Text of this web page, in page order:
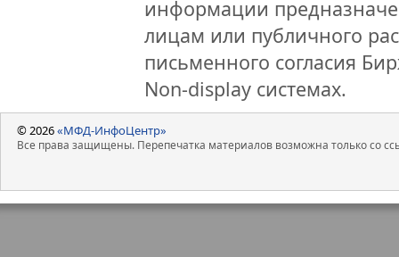
информации
лицам или публичного
письменного согласия
Non-display системах.
© 2026«МФД-ИнфоЦентр»
Все права защищены. Перепечатка материалов возможна только со